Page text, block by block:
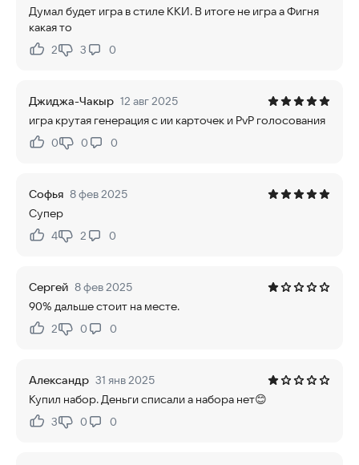
Думал будет игра в стиле ККИ. В итоге не игра а Фигня
какая то
Нравится:
2Не нравится:
3 0
Джиджа-Чакыр 12 авг 2025
игра крутая генерация с ии карточек и PvP голосования
Нравится:
0Не нравится:
0 0
Софья 8 фев 2025
Супер
Нравится:
4Не нравится:
2 0
Сергей 8 фев 2025
90% дальше стоит на месте.
Нравится:
2Не нравится:
0 0
Александр 31 янв 2025
Купил набор. Деньги списали а набора нет😊
Нравится:
3Не нравится:
0 0